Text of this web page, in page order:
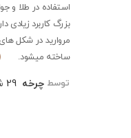
استفاده در طلا و
بزرگ کاربرد زیادی
مروارید در شکل
ساخته میشود.
توسط چرخه 29 شهریور 1401